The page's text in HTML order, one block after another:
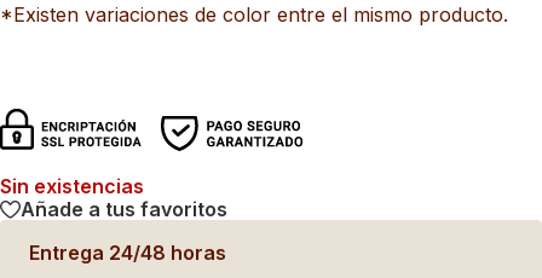
*Existen variaciones de color entre el mismo producto.
Sin existencias
Añade a tus favoritos
Entrega 24/48 horas